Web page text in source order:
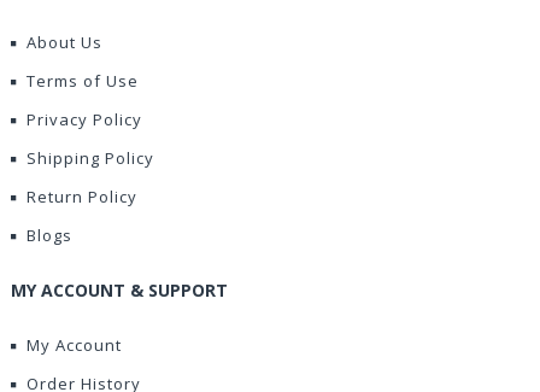
About Us
Terms of Use
Privacy Policy
Shipping Policy
Return Policy
Blogs
MY ACCOUNT & SUPPORT
My Account
Order History